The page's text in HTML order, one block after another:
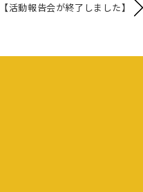
【活動報告会が終了しました】